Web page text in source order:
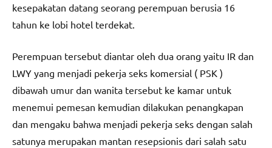
kesepakatan datang seorang perempuan berusia 16
tahun ke lobi hotel terdekat.
Perempuan tersebut diantar oleh dua orang yaitu IR dan
LWY yang menjadi pekerja seks komersial ( PSK )
dibawah umur dan wanita tersebut ke kamar untuk
menemui pemesan kemudian dilakukan penangkapan
dan mengaku bahwa menjadi pekerja seks dengan salah
satunya merupakan mantan resepsionis dari salah satu